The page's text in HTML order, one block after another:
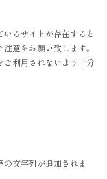
るサイトが存在すると
意をお願い致します。
ご利用されないよう十分
の文字列が追加されま